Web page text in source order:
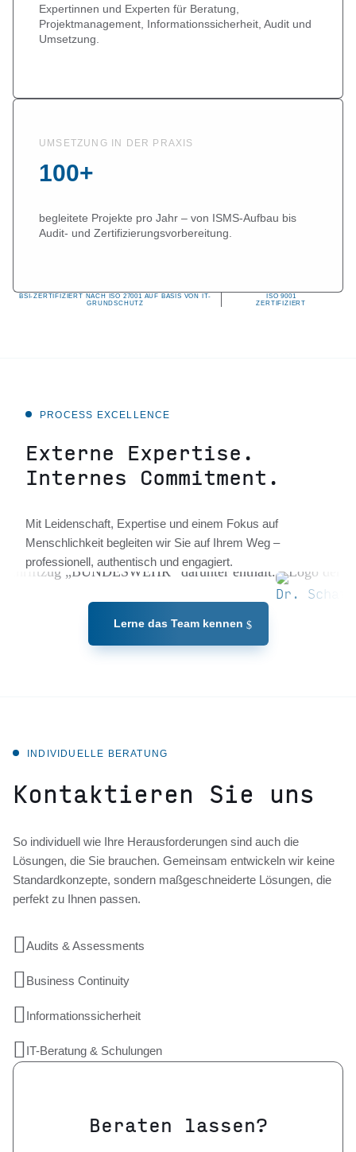
Expertinnen und Experten für Beratung,
Projektmanagement, Informationssicherheit, Audit und
Umsetzung.
UMSETZUNG IN DER PRAXIS
100+
begleitete Projekte pro Jahr – von ISMS-Aufbau bis
Audit- und Zertifizierungsvorbereitung.
BSI-ZERTIFIZIERT NACH ISO 27001 AUF BASIS VON IT-
GRUNDSCHUTZ
ISO 9001
ZERTIFIZIERT
PROCESS EXCELLENCE
Externe Expertise.
Internes Commitment.
Mit Leidenschaft, Expertise und einem Fokus auf
Menschlichkeit begleiten wir Sie auf Ihrem Weg –
professionell, authentisch und engagiert.
Dr. Schafiq Amini
Lerne das Team kennen
INDIVIDUELLE BERATUNG
Kontaktieren Sie uns
So individuell wie Ihre Herausforderungen sind auch die
Lösungen, die Sie brauchen. Gemeinsam entwickeln wir keine
Standardkonzepte, sondern maßgeschneiderte Lösungen, die
perfekt zu Ihnen passen.
Audits & Assessments
 Business Continuity
 Informationssicherheit
 IT-Beratung & Schulungen
Beraten lassen?